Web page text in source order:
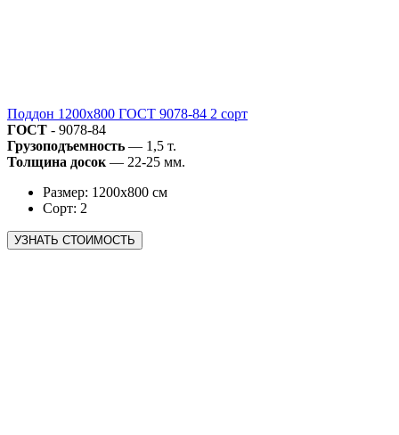
Поддон 1200х800 ГОСТ 9078-84 2 сорт
ГОСТ - 9078-84
Грузоподъемность — 1,5 т.
Толщина досок — 22-25 мм.
Размер: 1200х800 см
Сорт: 2